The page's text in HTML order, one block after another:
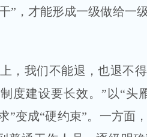
”，才能形成一级做给一
我们不能退，也退不
度建设要长效。”以“头
”变成“硬约束”。一方面